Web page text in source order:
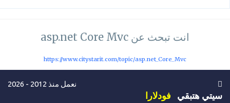
انت تبحث عن asp.net Core Mvc
https://www.citystarit.com/topic/asp.net_Core_Mvc
نعمل منذ 2012 - 2026
سيتي هتبقي فودلارا